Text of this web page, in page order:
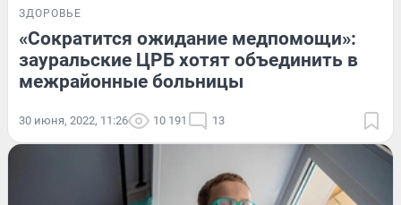
ЗДОРОВЬЕ
«Сократится ожидание медпомощи»:
зауральские ЦРБ хотят объединить в
межрайонные больницы
30 июня, 2022, 11:26 10 191 13